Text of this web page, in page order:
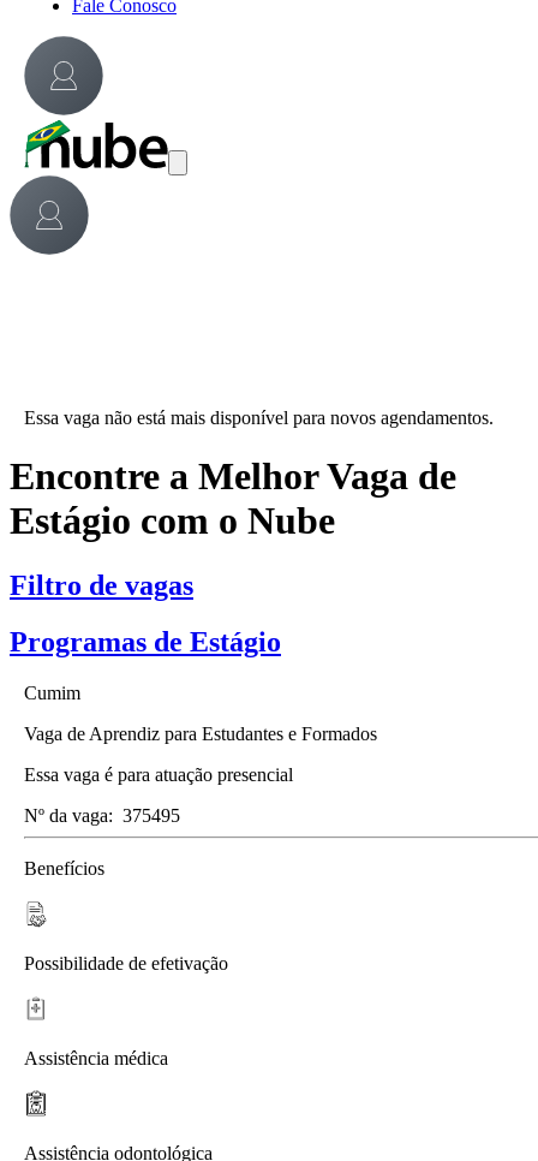
Fale Conosco
Essa vaga não está mais disponível para novos agendamentos.
Encontre a Melhor Vaga de
Estágio com o Nube
Filtro de vagas
Programas de Estágio
Cumim
Vaga de Aprendiz para Estudantes e Formados
Essa vaga é para atuação presencial
Nº da vaga: 375495
Benefícios
Possibilidade de efetivação
Assistência médica
Assistência odontológica